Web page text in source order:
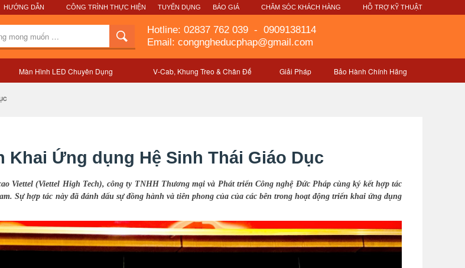
HƯỚNG DẪN CÔNG TRÌNH THỰC HIỆN TUYỂN DỤNG BÁO GIÁ CHĂM SÓC KHÁCH HÀNG HỖ TRỢ KỸ THUẬT
Hotline: 02837 762 039 - 0909138114
Email: congngheducphap@gmail.com
Màn Hình LED Chuyên Dụng V-Cab, Khung Treo & Chân Đế Giải Pháp Bảo Hành Chính Hãng
Khai Ứng dụng Hệ Sinh Thái Giáo Dục
Viettel (Viettel High Tech), công ty TNHH Thương mại và Phát triển Công nghệ Đức Pháp cùng ký kết hợp tác
Sự hợp tác này đã đánh dấu sự đồng hành và tiên phong của của các bên trong hoạt động triển khai ứng dụng